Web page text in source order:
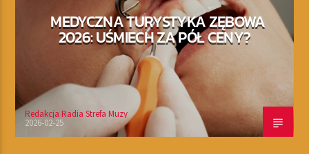
MEDYCZNA TURYSTYKA ZĘBOWA
2026: UŚMIECH ZA PÓŁ CENY?
Redakcja Radia Strefa Muzy
2026-02-25